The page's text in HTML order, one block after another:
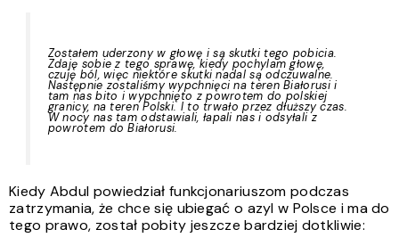
Zostałem uderzony w głowę i są skutki tego pobicia.
Zdaję sobie z tego sprawę, kiedy pochylam głowę,
czuję ból, więc niektóre skutki nadal są odczuwalne.
Następnie zostaliśmy wypchnięci na teren Białorusi i
tam nas bito i wypchnięto z powrotem do polskiej
granicy, na teren Polski. I to trwało przez dłuższy czas.
W nocy nas tam odstawiali, łapali nas i odsyłali z
powrotem do Białorusi.
Kiedy Abdul powiedział funkcjonariuszom podczas
zatrzymania, że chce się ubiegać o azyl w Polsce i ma do
tego prawo, został pobity jeszcze bardziej dotkliwie: